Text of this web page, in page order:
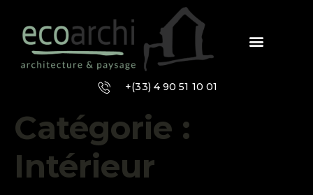
+(33) 4 90 51 10 01
Catégorie :
Intérieur